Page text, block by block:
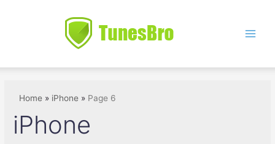
Home iPhone Page 6
iPhone